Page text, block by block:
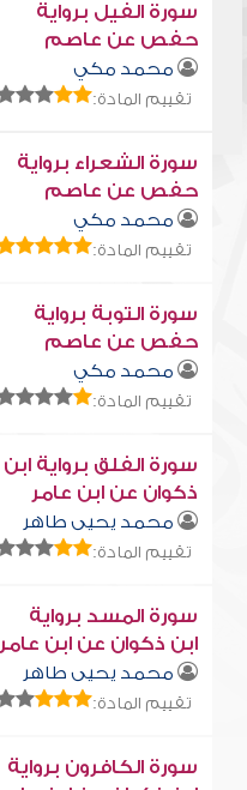
سورة الفيل برواية
حفص عن عاصم
محمد مكي
تقييم المادة:
سورة الشعراء برواية
حفص عن عاصم
محمد مكي
تقييم المادة:
سورة التوبة برواية
حفص عن عاصم
محمد مكي
تقييم المادة:
سورة الفلق برواية ابن
ذكوان عن ابن عامر
محمد يحيى طاهر
تقييم المادة:
سورة المسد برواية
ابن ذكوان عن ابن عامر
محمد يحيى طاهر
تقييم المادة:
سورة الكافرون برواية